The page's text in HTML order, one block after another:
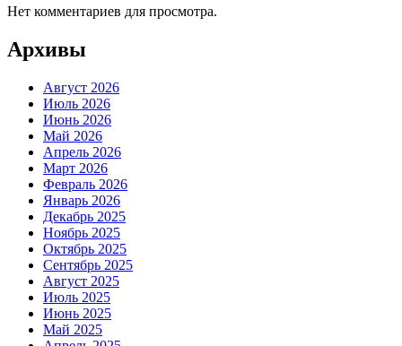
Нет комментариев для просмотра.
Архивы
Август 2026
Июль 2026
Июнь 2026
Май 2026
Апрель 2026
Март 2026
Февраль 2026
Январь 2026
Декабрь 2025
Ноябрь 2025
Октябрь 2025
Сентябрь 2025
Август 2025
Июль 2025
Июнь 2025
Май 2025